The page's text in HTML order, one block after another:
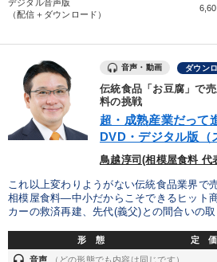
デジタル音声版
（配信＋ダウンロード）
音声・動画 ダウン
伝統食品「お豆腐」で
料の挑戦
超・成熟産業だって
DVD・デジタル版（
鳥越淳司(相模屋食料 代
これ以上変わりようがない伝統食品業界で
相模屋食料―中小だからこそできるヒット
カーの救済再建、先代(義父)との間合いの
形 態 定 価
音声 （どの形態でも内容は同じです）